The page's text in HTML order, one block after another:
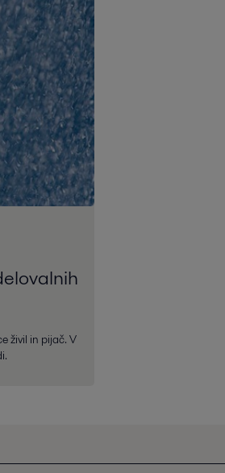
živil in pijač. V